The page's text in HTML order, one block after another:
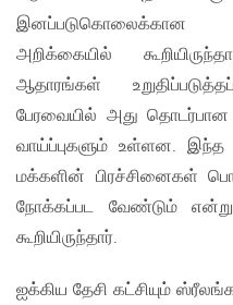
அறிக்கையில்
ஆதாரங்கள்
பேரவையில் அது தொடர்பான
வாய்ப்புகளும் உள்ளன. இந்த
மக்களின் பிரச்சினைகள்
நோக்கப்பட வேண்டும்
கூறியிருந்தார்.
ஐக்கிய தேசி கட்சியும்